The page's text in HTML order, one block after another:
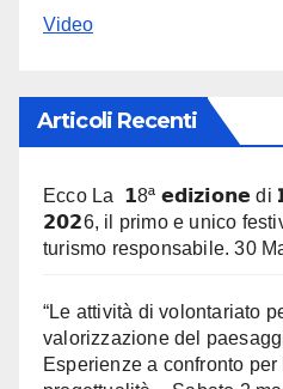
Video
Articoli Recenti
Ecco La 𝟭8ª 𝗲𝗱𝗶𝘇𝗶𝗼𝗻𝗲
𝟮𝟬𝟮6, il primo e unico
turismo responsabile. 30
“Le attività di volontariato
valorizzazione del
Esperienze a confronto per